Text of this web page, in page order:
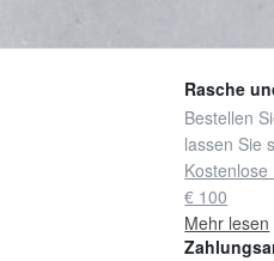
Rasche
Bestellen
lassen Sie
€ 100
Mehr lesen